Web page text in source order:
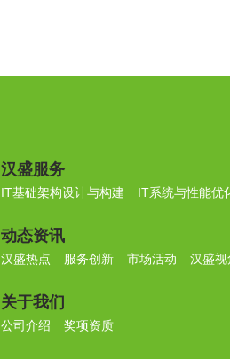
汉盛服务
IT基础架构设计与构建 IT系统与性能优
动态资讯
汉盛热点 服务创新 市场活动 汉盛视
关于我们
公司介绍 奖项资质